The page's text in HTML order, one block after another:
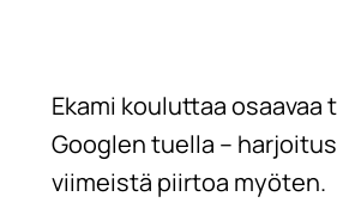
Ekami kouluttaa
Googlen tuella –
viimeistä piirtoa myöten.